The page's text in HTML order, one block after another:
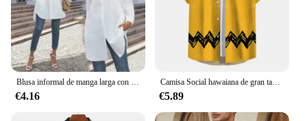
Blusa informal de manga larga con cuello vuelto para mujer, Camisa holgada con botones, color liso, para verano, 2024
€4.16
Camisa Social hawaiana de gran tamaño amarilla a la moda para hombres, Camisas informales, ropa de verano para hombres, blusa superior de manga corta con estampado 3d
€5.89